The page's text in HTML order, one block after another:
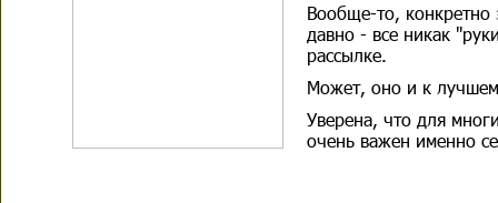
Вообще-то, конкретно
давно - все никак
рассылке.
Может, оно и к
Уверена, что для
очень важен именно